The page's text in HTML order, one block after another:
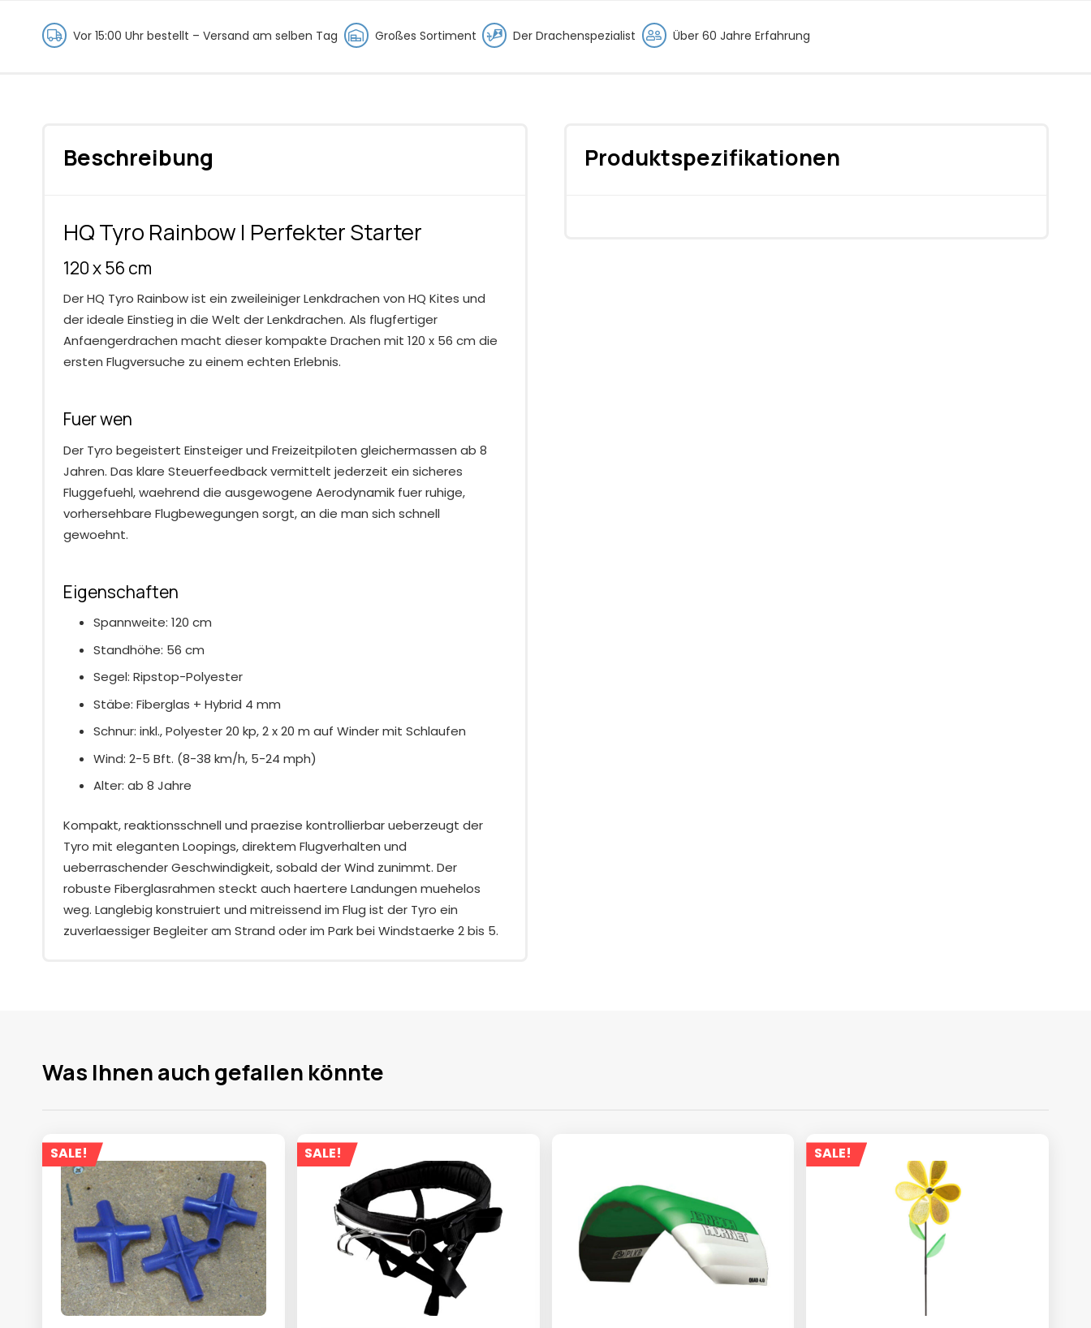
Menge
Vor 15:00 Uhr bestellt – Versand am selben Tag Großes Sortiment Der Drachenspezialist Über 60 Jahre Erfahrung
Beschreibung
HQ Tyro Rainbow | Perfekter Starter
120 x 56 cm
Der HQ Tyro Rainbow ist ein zweileiniger Lenkdrachen von HQ Kites und
der ideale Einstieg in die Welt der Lenkdrachen. Als flugfertiger
Anfaengerdrachen macht dieser kompakte Drachen mit 120 x 56 cm die
ersten Flugversuche zu einem echten Erlebnis.
Fuer wen
Der Tyro begeistert Einsteiger und Freizeitpiloten gleichermassen ab 8
Jahren. Das klare Steuerfeedback vermittelt jederzeit ein sicheres
Fluggefuehl, waehrend die ausgewogene Aerodynamik fuer ruhige,
vorhersehbare Flugbewegungen sorgt, an die man sich schnell
gewoehnt.
Eigenschaften
Spannweite: 120 cm
Standhöhe: 56 cm
Segel: Ripstop-Polyester
Stäbe: Fiberglas + Hybrid 4 mm
Schnur: inkl., Polyester 20 kp, 2 x 20 m auf Winder mit Schlaufen
Wind: 2-5 Bft. (8-38 km/h, 5-24 mph)
Alter: ab 8 Jahre
Kompakt, reaktionsschnell und praezise kontrollierbar ueberzeugt der
Tyro mit eleganten Loopings, direktem Flugverhalten und
ueberraschender Geschwindigkeit, sobald der Wind zunimmt. Der
robuste Fiberglasrahmen steckt auch haertere Landungen muehelos
weg. Langlebig konstruiert und mitreissend im Flug ist der Tyro ein
zuverlaessiger Begleiter am Strand oder im Park bei Windstaerke 2 bis 5.
Produktspezifikationen
Was Ihnen auch gefallen könnte
SALE! SALE! SALE!